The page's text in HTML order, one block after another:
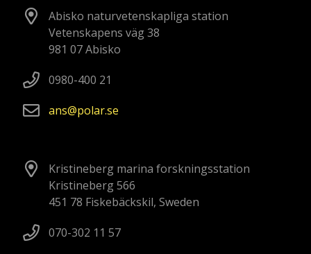
Abisko naturvetenskapliga station
Vetenskapens väg 38
981 07 Abisko
0980-400 21
ans
polarse
Kristineberg marina forskningsstation
Kristineberg 566
451 78 Fiskebäckskil, Sweden
070-302 11 57